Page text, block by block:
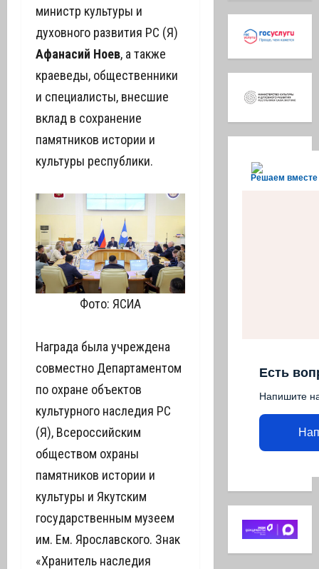
министр культуры и
духовного развития РС (Я)
Афанасий Ноев, а также
краеведы, общественники
и специалисты, внесшие
вклад в сохранение
памятников истории и
культуры республики.
Фото: ЯСИА
Награда была учреждена
совместно Департаментом
по охране объектов
культурного наследия РС
(Я), Всероссийским
обществом охраны
памятников истории и
культуры и Якутским
государственным музеем
им. Ем. Ярославского. Знак
«Хранитель наследия
Решаем вместе
Есть
Напишите